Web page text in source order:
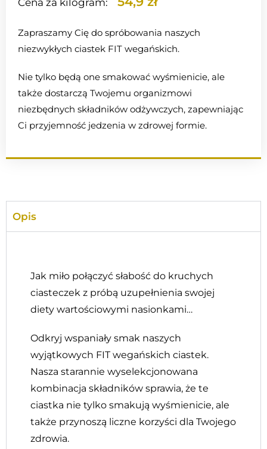
Zapraszamy Cię do spróbowania naszych
niezwykłych ciastek FIT wegańskich.
Nie tylko będą one smakować wyśmienicie, ale
także dostarczą Twojemu organizmowi
niezbędnych składników odżywczych, zapewniając
Ci przyjemność jedzenia w zdrowej formie.
Opis
Jak miło połączyć słabość do kruchych
ciasteczek z próbą uzupełnienia swojej
diety wartościowymi nasionkami…
Odkryj wspaniały smak naszych
wyjątkowych FIT wegańskich ciastek.
Nasza starannie wyselekcjonowana
kombinacja składników sprawia, że te
ciastka nie tylko smakują wyśmienicie, ale
także przynoszą liczne korzyści dla Twojego
zdrowia.